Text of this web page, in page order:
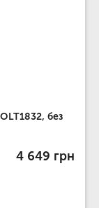
без
4 649 грн